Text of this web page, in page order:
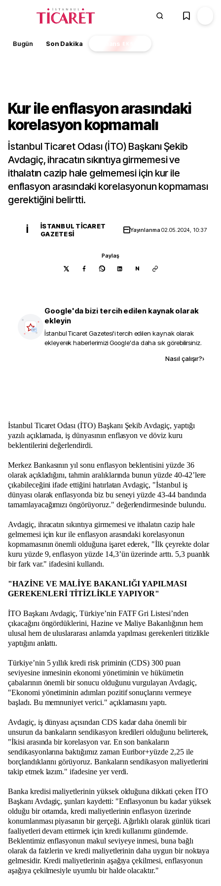
Bugün Son Dakika Finans EKSTRA
Kur ile enflasyon arasındaki
korelasyon kopmamalı
İstanbul Ticaret Odası (İTO) Başkanı Şekib
Avdagiç, ihracatın sıkıntıya girmemesi ve
ithalatın cazip hale gelmemesi için kur ile
enflasyon arasındaki korelasyonun kopmaması
gerektiğini belirtti.
İ
İSTANBUL TICARET
GAZETESI
Yayınlanma02.05.2024, 10:37
Paylaş
N
Google'da bizi tercih edilen kaynak olarak
ekleyin
İstanbul Ticaret Gazetesi'i tercih edilen kaynak olarak
ekleyerek haberlerimizi Google'da daha sık görebilirsiniz.
Nasıl çalışır?›
İstanbul Ticaret Odası (İTO) Başkanı Şekib Avdagiç, yaptığı
yazılı açıklamada, iş dünyasının enflasyon ve döviz kuru
beklentilerini değerlendirdi.
Merkez Bankasının yıl sonu enflasyon beklentisini yüzde 36
olarak açıkladığını, tahmin aralıklarında bunun yüzde 40-42’lere
çıkabileceğini ifade ettiğini hatırlatan Avdagiç, "İstanbul iş
dünyası olarak enflasyonda biz bu seneyi yüzde 43-44 bandında
tamamlayacağımızı öngörüyoruz." değerlendirmesinde bulundu.
Avdagiç, ihracatın sıkıntıya girmemesi ve ithalatın cazip hale
gelmemesi için kur ile enflasyon arasındaki korelasyonun
kopmamasının önemli olduğuna işaret ederek, "İlk çeyrekte dolar
kuru yüzde 9, enflasyon yüzde 14,3’ün üzerinde arttı. 5,3 puanlık
bir fark var." ifadesini kullandı.
"HAZİNE VE MALİYE BAKANLIĞI YAPILMASI
GEREKENLERİ TİTİZLİKLE YAPIYOR"
İTO Başkanı Avdagiç, Türkiye’nin FATF Gri Listesi’nden
çıkacağını öngördüklerini, Hazine ve Maliye Bakanlığının hem
ulusal hem de uluslararası anlamda yapılması gerekenleri titizlikle
yaptığını anlattı.
Türkiye’nin 5 yıllık kredi risk priminin (CDS) 300 puan
seviyesine inmesinin ekonomi yönetiminin ve hükümetin
çabalarının önemli bir sonucu olduğunu vurgulayan Avdagiç,
"Ekonomi yönetiminin adımları pozitif sonuçlarını vermeye
başladı. Bu memnuniyet verici." açıklamasını yaptı.
Avdagiç, iş dünyası açısından CDS kadar daha önemli bir
unsurun da bankaların sendikasyon kredileri olduğunu belirterek,
"İkisi arasında bir korelasyon var. En son bankaların
sendikasyonlarına baktığımız zaman Euribor+yüzde 2,25 ile
borçlandıklarını görüyoruz. Bankaların sendikasyon maliyetlerini
takip etmek lazım." ifadesine yer verdi.
Banka kredisi maliyetlerinin yüksek olduğuna dikkati çeken İTO
Başkanı Avdagiç, şunları kaydetti: "Enflasyonun bu kadar yüksek
olduğu bir ortamda, kredi maliyetlerinin enflasyon üzerinde
konumlanması piyasanın bir gerçeği. Ağırlıklı olarak günlük ticari
faaliyetleri devam ettirmek için kredi kullanımı gündemde.
Beklentimiz enflasyonun makul seviyeye inmesi, buna bağlı
olarak da faizlerin ve kredi maliyetlerinin daha uygun bir noktaya
gelmesidir. Kredi maliyetlerinin aşağıya çekilmesi, enflasyonun
aşağıya çekilmesiyle uyumlu bir halde olacaktır."